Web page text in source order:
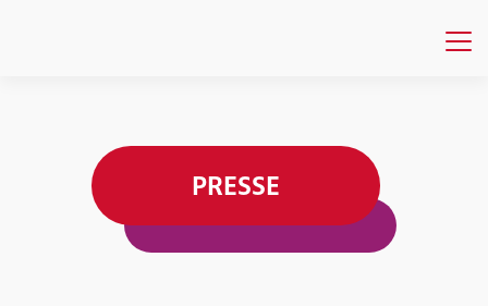
PRESSE